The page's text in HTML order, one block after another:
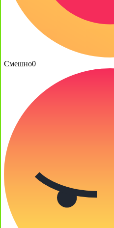
Смешно0